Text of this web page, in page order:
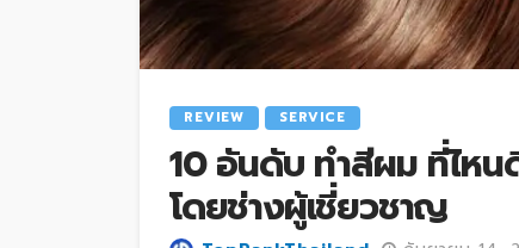
REVIEW SERVICE
10 อันดับ ทำสีผม ที่ไห
โดยช่างผู้เชี่ยวชาญ